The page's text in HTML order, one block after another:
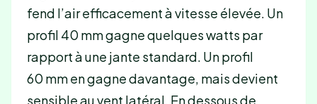
fend l’air efficacement à vitesse élevée. Un
profil 40 mm gagne quelques watts par
rapport à une jante standard. Un profil
60 mm en gagne davantage, mais devient
sensible au vent latéral. En dessous de